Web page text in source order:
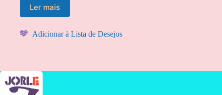
Ler mais
Adicionar à Lista de Desejos